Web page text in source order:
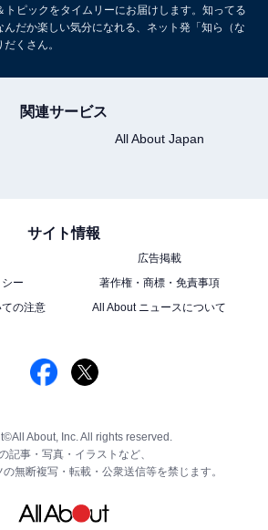
トピックをタイムリーにお届けします。知ってる
だか楽しい気分になれる、ネット発「知ら（な
くさん。
関連サービス
All About Japan
サイト情報
広告掲載
ー
著作権・商標・免責事項
の注意
All About ニュースについて
About, Inc. All rights reserved.
記事・写真・イラストなど、
無断複写・転載・公衆送信等を禁じます。